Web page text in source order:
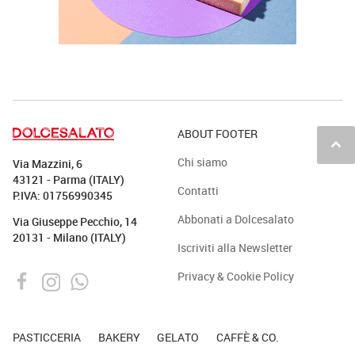
keyboard_arrow_up
Via Mazzini, 6
43121 - Parma (ITALY)
P.IVA: 01756990345
Via Giuseppe Pecchio, 14
20131 - Milano (ITALY)
ABOUT FOOTER
Chi siamo
Contatti
Abbonati a Dolcesalato
Iscriviti alla Newsletter
Privacy & Cookie Policy
PASTICCERIA BAKERY GELATO CAFFÈ & CO.